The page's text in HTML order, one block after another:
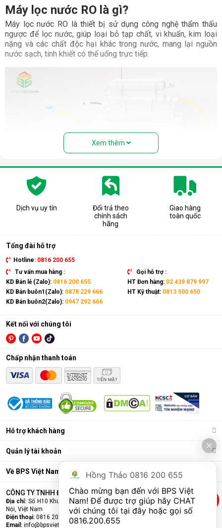
Máy lọc nước RO là gì?
Máy lọc nước RO là thiết bị sử dụng công nghệ thẩm thấu
ngược để lọc nước, giúp loại bỏ tạp chất, vi khuẩn, kim loại
nặng và các chất độc hại khác trong nước, mang lại nguồn
nước sạch, tinh khiết có thể uống trực tiếp.
Cấu tạo và nguyên lý hoạt động của
Cấu tạo cơ bản của máy lọc nước RO gồm:
hoạt tính...) giúp loại bỏ bụi bẩn, cặn, rong rêu, mùi hôi,
clo dư…
Màng lọc RO: Là trái tim của máy. Màng RO có khe lọc
nước tinh khiết đi qua, giữ lại hầu hết các vi khuẩn, virus,
kim loại nặng, chất hóa học…
khoáng, lõi hydrogen, lõi nano bạc… để bổ sung khoáng,
cân bằng pH, khử mùi, làm mềm nước, hoặc chống tái
nhiễm khuẩn.
Bình chứa nước: Chứa nước tinh khiết đã được lọc sạch
để sử dụng.
Bơm áp và van điện từ
: Hỗ trợ vận hành, đảm bảo áp
lực lọc và tự động đóng/mở khi đầy nước.
Xem thêm
Dịch vụ uy tín
Đổi trả theo
chính sách
hãng
Giao hàng
toàn quốc
Tổng đài hỗ trợ
Hotline: 0816 200 655
Tư vấn mua hàng :
KD Bán lẻ (Zalo): 0816 200 655
KD Bán buôn1(Zalo): 0878 229 666
KD Bán buôn2(Zalo): 0947 292 666
Gọi hỗ trợ :
HT Đơn hàng: 02 439 879 997
HT Kỹ thuật: 0813 500 650
Hỗ trợ khách hàng
Quản lý tài khoản
Về BPS Việt Nam
Kết nối với chúng tôi
Chấp nhận thanh toán
CÔNG TY TNHH ĐẦU TƯ VÀ THƯƠNG MẠI BPS VIỆT NAM
Địa chỉ: Số H10 Khu đấu giá Ngô Thì Nhậm, Phường Hà Đông, Thành phố Hà
Nội, Việt Nam
Điện thoại: 0816 200 655
Email: info@bpsvietnam.vn
Hồng Thảo 0816 200 655
Chào mừng bạn đến với BPS Việt
Nam! Để được trợ giúp hãy CHAT
0816.200.655